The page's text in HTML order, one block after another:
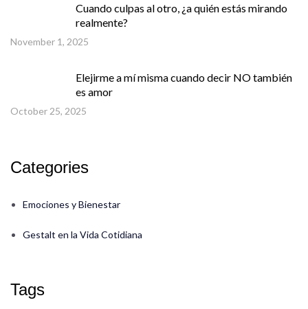
Cuando culpas al otro, ¿a quién estás mirando
realmente?
November 1, 2025
Elejirme a mí misma cuando decir NO también
es amor
October 25, 2025
Categories
Emociones y Bienestar
Gestalt en la Vida Cotidiana
Tags